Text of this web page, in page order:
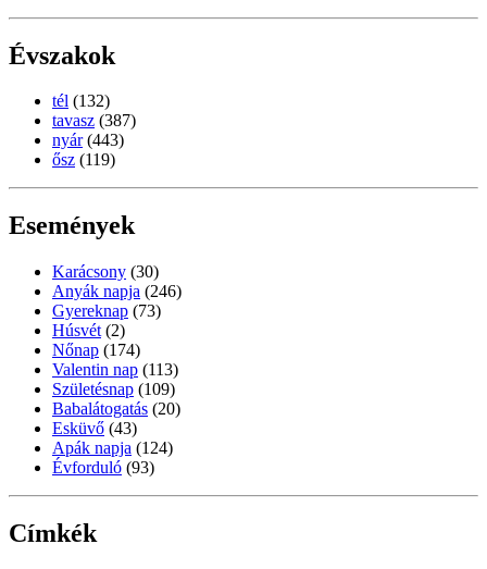
Évszakok
tél (132)
tavasz (387)
nyár (443)
ősz (119)
Események
Karácsony (30)
Anyák napja (246)
Gyereknap (73)
Húsvét (2)
Nőnap (174)
Valentin nap (113)
Születésnap (109)
Babalátogatás (20)
Esküvő (43)
Apák napja (124)
Évforduló (93)
Címkék